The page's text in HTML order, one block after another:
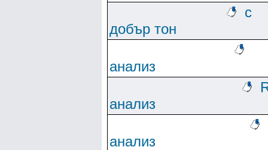
с
добър тон
анализ
анализ
анализ